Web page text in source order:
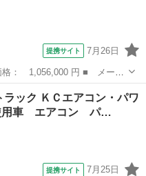
提携サイト 7月26日
トラック ■ グレード名：
祭！ ■ 排気量： 660cc ■...
ラック ＫＣエアコン・パワ
用車 エアコン パ…
提携サイト 7月25日